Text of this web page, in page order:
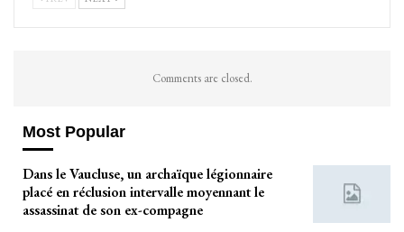
Comments are closed.
Most Popular
Dans le Vaucluse, un archaïque légionnaire
placé en réclusion intervalle moyennant le
assassinat de son ex-compagne